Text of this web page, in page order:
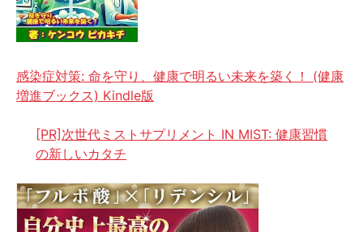
感染症対策: 命を守り、健康で明るい未来を築く！ (健康
増進ブックス) Kindle版
[PR]次世代ミストサプリメント IN MIST: 健康習慣
の新しいカタチ